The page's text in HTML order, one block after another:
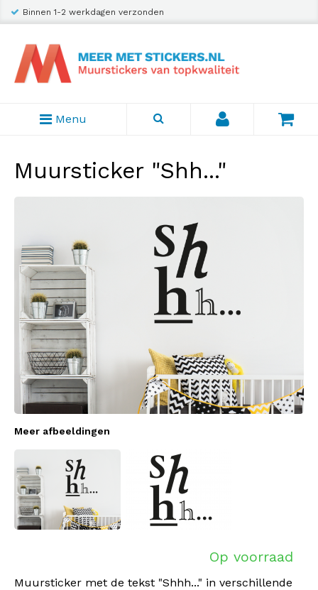
Binnen 1-2 werkdagen verzonden
Menu
Muursticker "Shh..."
Meer afbeeldingen
Op voorraad
Muursticker met de tekst "Shhh..." in verschillende